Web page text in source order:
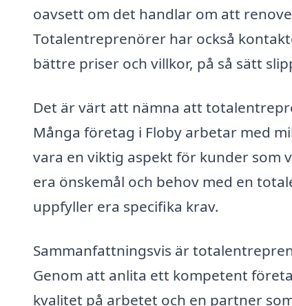
oavsett om det handlar om att
Totalentreprenörer har också
bättre priser och villkor, på så sätt
Det är värt att nämna att
Många företag i Floby arbetar med
vara en viktig aspekt för kunder som
era önskemål och behov med en
uppfyller era specifika krav.
Sammanfattningsvis är
Genom att anlita ett kompetent
kvalitet på arbetet och en partner